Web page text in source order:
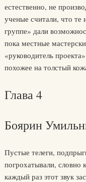
естественно, не
ученые считали, что
группе» дали
пока местные
«руководитель
похожее на толстый
Глава 4
Боярин
Пустые телеги,
погрохатывали, словно
каждый раз этот звук